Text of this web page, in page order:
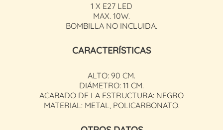
1 X E27 LED
MAX. 10W.
BOMBILLA NO INCLUIDA.
CARACTERÍSTICAS
ALTO: 90 CM.
DIÁMETRO: 11 CM.
ACABADO DE LA ESTRUCTURA: NEGRO
MATERIAL: METAL, POLICARBONATO.